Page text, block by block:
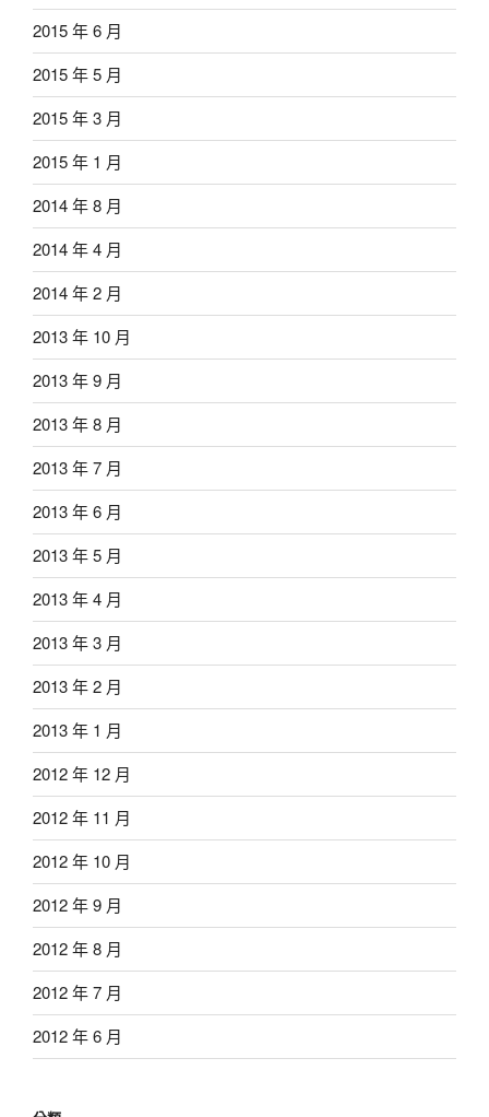
2015 年 6 月
2015 年 5 月
2015 年 3 月
2015 年 1 月
2014 年 8 月
2014 年 4 月
2014 年 2 月
2013 年 10 月
2013 年 9 月
2013 年 8 月
2013 年 7 月
2013 年 6 月
2013 年 5 月
2013 年 4 月
2013 年 3 月
2013 年 2 月
2013 年 1 月
2012 年 12 月
2012 年 11 月
2012 年 10 月
2012 年 9 月
2012 年 8 月
2012 年 7 月
2012 年 6 月